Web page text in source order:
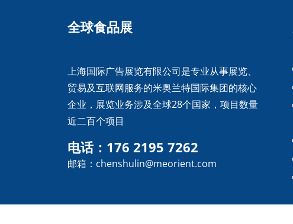
全球食品展
上海国际广告展览有限公司是专业从事展览、
贸易及互联网服务的米奥兰特国际集团的核心
企业，展览业务涉及全球28个国家，项目数量
近二百个项目
电话：176 2195 7262
邮箱：chenshulin@meorient.com